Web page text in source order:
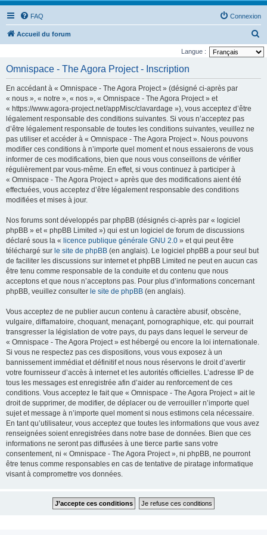
FAQ Connexion
Accueil du forum
e
Langue :
Omnispace - The Agora Project - Inscription
En accédant à « Omnispace - The Agora Project » (désigné ci-après par
« nous », « notre », « nos », « Omnispace - The Agora Project » et
« https://www.agora-project.net/appMisc/clavardage »), vous acceptez d’être
légalement responsable des conditions suivantes. Si vous n’acceptez pas
d’être légalement responsable de toutes les conditions suivantes, veuillez ne
pas utiliser et accéder à « Omnispace - The Agora Project ». Nous pouvons
modifier ces conditions à n’importe quel moment et nous essaierons de vous
informer de ces modifications, bien que nous vous conseillons de vérifier
régulièrement par vous-même. En effet, si vous continuez à participer à
« Omnispace - The Agora Project » après que des modifications aient été
effectuées, vous acceptez d’être légalement responsable des conditions
modifiées et mises à jour.
Nos forums sont développés par phpBB (désignés ci-après par « logiciel
phpBB » et « phpBB Limited ») qui est un logiciel de forum de discussions
déclaré sous la « licence publique générale GNU 2.0 » et qui peut être
téléchargé sur le site de phpBB (en anglais). Le logiciel phpBB a pour seul but
de faciliter les discussions sur internet et phpBB Limited ne peut en aucun cas
être tenu comme responsable de la conduite et du contenu que nous
acceptons et que nous n’acceptons pas. Pour plus d’informations concernant
phpBB, veuillez consulter le site de phpBB (en anglais).
Vous acceptez de ne publier aucun contenu à caractère abusif, obscène,
vulgaire, diffamatoire, choquant, menaçant, pornographique, etc. qui pourrait
transgresser la législation de votre pays, du pays dans lequel le serveur de
« Omnispace - The Agora Project » est hébergé ou encore la loi internationale.
Si vous ne respectez pas ces dispositions, vous vous exposez à un
bannissement immédiat et définitif et nous nous réservons le droit d’avertir
votre fournisseur d’accès à internet et les autorités officielles. L’adresse IP de
tous les messages est enregistrée afin d’aider au renforcement de ces
conditions. Vous acceptez le fait que « Omnispace - The Agora Project » ait le
droit de supprimer, de modifier, de déplacer ou de verrouiller n’importe quel
sujet et message à n’importe quel moment si nous estimons cela nécessaire.
En tant qu’utilisateur, vous acceptez que toutes les informations que vous avez
renseignées soient enregistrées dans notre base de données. Bien que ces
informations ne seront pas diffusées à une tierce partie sans votre
consentement, ni « Omnispace - The Agora Project », ni phpBB, ne pourront
être tenus comme responsables en cas de tentative de piratage informatique
visant à compromettre vos données.